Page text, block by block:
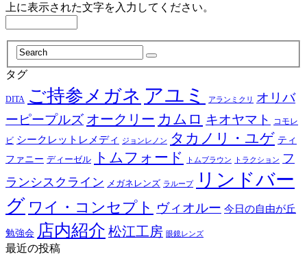
上に表示された文字を入力してください。
タグ
DITA ご持参メガネ アユミ アランミクリ
オリバ
ーピープルズ オークリー カムロ キオヤマト
コモレ
ビ シークレットレメディ ジョンレノン タカノリ・ユゲ ティ
ファニー ディーゼル トムフォード トムブラウン トラクション フ
ランシスクライン メガネレンズ ラループ
リンドバー
グ ワイ・コンセプト ヴィオルー 今日の自由が丘
勉強会 店内紹介 松江工房 眼鏡レンズ
最近の投稿